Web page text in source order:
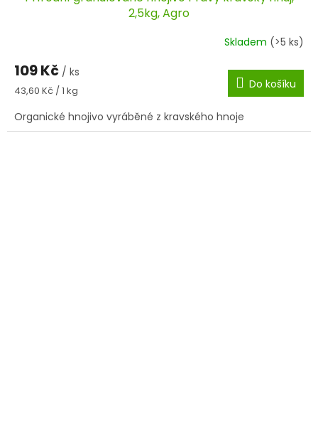
2,5kg, Agro
Skladem (>5 ks)
109 Kč / ks
Měrná
43,60 Kč / 1 kg Do košíku
Organické hnojivo vyráběné z kravského hnoje